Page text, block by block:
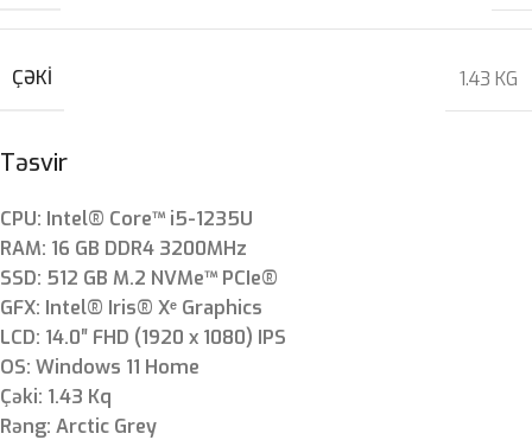
Təsvir
CPU: Intel® Core™ i5-1235U
RAM: 16 GB DDR4 3200MHz
SSD: 512 GB M.2 NVMe™ PCIe®
GFX: Intel® Iris® Xᵉ Graphics
LCD: 14.0″ FHD (1920 x 1080) IPS
OS: Windows 11 Home
Çəki: 1.43 Kq
Rəng: Arctic Grey
ÇƏKI 1.43 KG